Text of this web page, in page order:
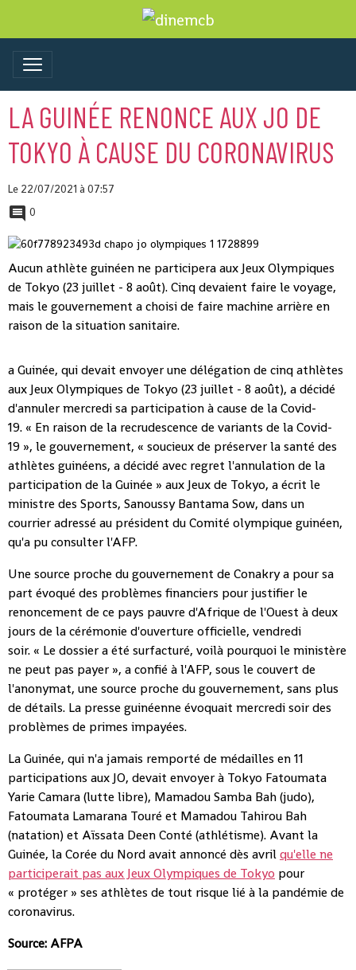
LA GUINÉE RENONCE AUX JO DE
TOKYO À CAUSE DU CORONAVIRUS
Le 22/07/2021 à 07:57
0
Aucun athlète guinéen ne participera aux Jeux Olympiques
de Tokyo (23 juillet - 8 août). Cinq devaient faire le voyage,
mais le gouvernement a choisi de faire machine arrière en
raison de la situation sanitaire.
a Guinée, qui devait envoyer une délégation de cinq athlètes
aux Jeux Olympiques de Tokyo (23 juillet - 8 août), a décidé
d'annuler mercredi sa participation à cause de la Covid-
19. « En raison de la recrudescence de variants de la Covid-
19 », le gouvernement, « soucieux de préserver la santé des
athlètes guinéens, a décidé avec regret l'annulation de la
participation de la Guinée » aux Jeux de Tokyo, a écrit le
ministre des Sports, Sanoussy Bantama Sow, dans un
courrier adressé au président du Comité olympique guinéen,
qu'a pu consulter l'AFP.
Une source proche du gouvernement de Conakry a pour sa
part évoqué des problèmes financiers pour justifier le
renoncement de ce pays pauvre d'Afrique de l'Ouest à deux
jours de la cérémonie d'ouverture officielle, vendredi
soir. « Le dossier a été surfacturé, voilà pourquoi le ministère
ne peut pas payer », a confié à l'AFP, sous le couvert de
l'anonymat, une source proche du gouvernement, sans plus
de détails. La presse guinéenne évoquait mercredi soir des
problèmes de primes impayées.
La Guinée, qui n'a jamais remporté de médailles en 11
participations aux JO, devait envoyer à Tokyo Fatoumata
Yarie Camara (lutte libre), Mamadou Samba Bah (judo),
Fatoumata Lamarana Touré et Mamadou Tahirou Bah
(natation) et Aïssata Deen Conté (athlétisme). Avant la
Guinée, la Corée du Nord avait annoncé dès avrilqu'elle ne
participerait pas aux Jeux Olympiques de Tokyo pour
« protéger » ses athlètes de tout risque lié à la pandémie de
coronavirus.
Source: AFPA